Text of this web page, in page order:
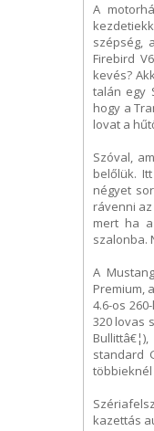
A
szépség,
Firebird
kevés?
talán egy
hogy a
lovat a
Szóval,
belőlük.
négyet
rávenni
mert ha
szalonba.
A
Premium,
4.6-os
320 lovas
standard
kazettás